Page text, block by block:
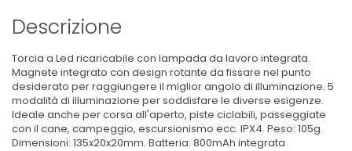
Descrizione
Torcia a Led ricaricabile con lampada da lavoro integrata.
Magnete integrato con design rotante da fissare nel punto
desiderato per raggiungere il miglior angolo di illuminazione. 5
modalità di illuminazione per soddisfare le diverse esigenze.
Ideale anche per corsa all'aperto, piste ciclabili, passeggiate
con il cane, campeggio, escursionismo ecc. IPX4. Peso: 105g.
Dimensioni: 135x20x20mm. Batteria: 800mAh integrata